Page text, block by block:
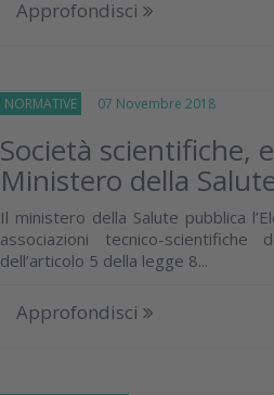
Approfondisci
NORMATIVE 07 Novembre 2018
Società scientifiche,
Ministero della
Il ministero della Salute pubblica
associazioni tecnico-
dell’articolo 5 della legge 8...
Approfondisci